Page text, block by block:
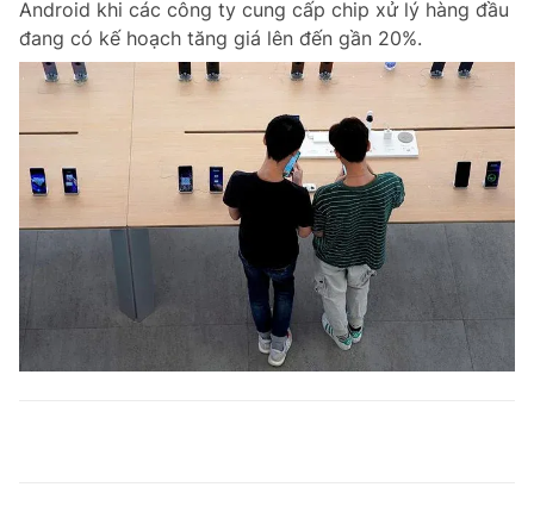
Android khi các công ty cung cấp chip xử lý hàng đầu
đang có kế hoạch tăng giá lên đến gần 20%.